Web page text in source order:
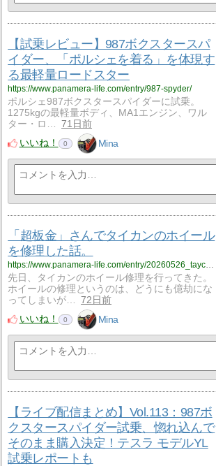
【試乗レビュー】987ボクスタースパ
イダー、「ポルシェを着る」を体現す
る最軽量ロードスター
https://www.panamera-life.com/entry/987-spyder/
ポルシェ987ボクスタースパイダーに試乗。
1275kgの最軽量ボディ、MA1エンジン、ワル
ター・ロ…
71日前
いいね！
0 Mina
「超板金」さんでタイカンのホイール
を修理した話。
https://www.panamera-life.com/entry/20260526_taycan_wheel/
先日、タイカンのホイール修理を行ってきた。
ホイールの修理というのは、どうにも億劫にな
ってしまいが…
72日前
いいね！
0 Mina
【ライブ配信まとめ】Vol.113：987ボ
クスタースパイダー試乗、惚れ込んで
そのまま購入決定！テスラ モデルYL
試乗レポートも